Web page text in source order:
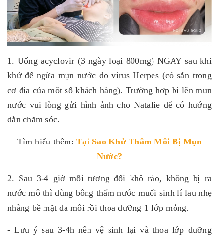
1. Uống acyclovir (3 ngày loại 800mg) NGAY sau khi
khử để ngừa mụn nước do virus Herpes (có sẵn trong
cơ địa của một số khách hàng). Trường hợp bị lên mụn
nước vui lòng gửi hình ảnh cho Natalie để có hướng
dẫn chăm sóc.
Tìm hiểu thêm: Tại Sao Khử Thâm Môi Bị Mụn
Nước?
2. Sau 3-4 giờ mỗi tương đối khô ráo, không bị ra
nước mô thì dùng bông thấm nước muối sinh lí lau nhẹ
nhàng bề mặt da môi rồi thoa dưỡng 1 lớp mỏng.
- Lưu ý sau 3-4h nên vệ sinh lại và thoa lớp dưỡng